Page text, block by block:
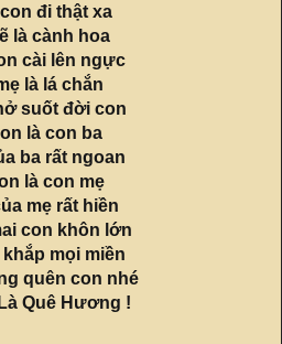
đi thật xa
là cành hoa
cài lên ngực
là lá chắn
suốt đời con
là con ba
ba rất ngoan
là con mẹ
mẹ rất hiền
con khôn lớn
khắp mọi miền
quên con nhé
Quê Hương !